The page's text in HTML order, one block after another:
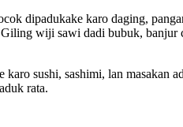
dipadukake karo daging,
wiji sawi dadi bubuk, banjur
sushi, sashimi, lan masakan
rata.